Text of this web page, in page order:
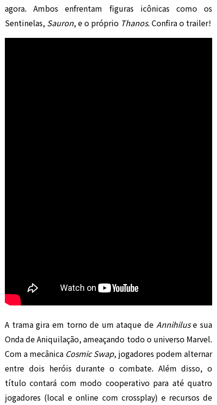
agora. Ambos enfrentam figuras icônicas como os
Sentinelas, Sauron, e o próprio Thanos. Confira o trailer!
A trama gira em torno de um ataque de Annihiluse sua
Onda de Aniquilação, ameaçando todo o universo Marvel.
Com a mecânica Cosmic Swap, jogadores podem alternar
entre dois heróis durante o combate. Além disso, o
título contará com modo cooperativo para até quatro
jogadores (local e online com crossplay) e recursos de